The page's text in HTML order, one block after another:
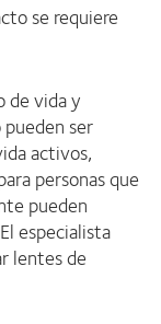
se requiere
de vida y
ser
activos,
personas que
pueden
especialista
lentes de